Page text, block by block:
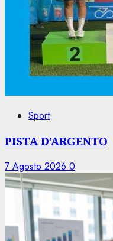
Sport
PISTA D’ARGENTO
7 Agosto 2026 0